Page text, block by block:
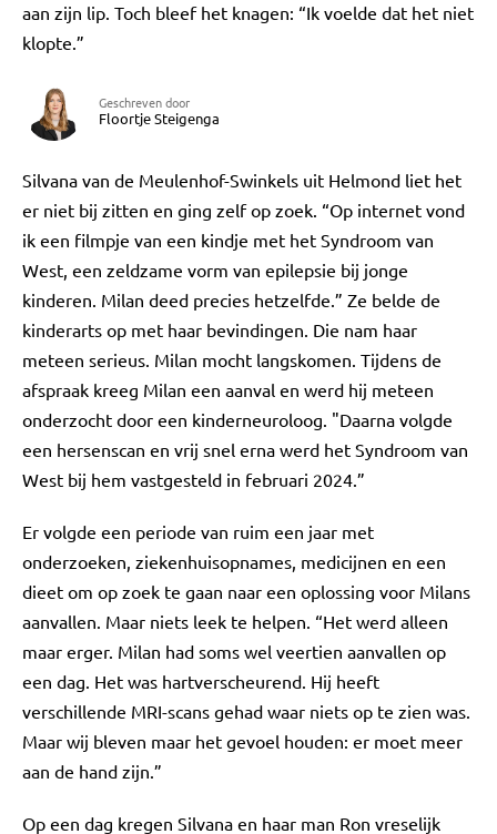
aan zijn lip. Toch bleef het knagen: “Ik voelde dat het niet
klopte.”
Geschreven door
Floortje Steigenga
Silvana van de Meulenhof-Swinkels uit Helmond liet het
er niet bij zitten en ging zelf op zoek. “Op internet vond
ik een filmpje van een kindje met het Syndroom van
West, een zeldzame vorm van epilepsie bij jonge
kinderen. Milan deed precies hetzelfde.” Ze belde de
kinderarts op met haar bevindingen. Die nam haar
meteen serieus. Milan mocht langskomen. Tijdens de
afspraak kreeg Milan een aanval en werd hij meteen
onderzocht door een kinderneuroloog. "Daarna volgde
een hersenscan en vrij snel erna werd het Syndroom van
West bij hem vastgesteld in februari 2024.”
Er volgde een periode van ruim een jaar met
onderzoeken, ziekenhuisopnames, medicijnen en een
dieet om op zoek te gaan naar een oplossing voor Milans
aanvallen. Maar niets leek te helpen. “Het werd alleen
maar erger. Milan had soms wel veertien aanvallen op
een dag. Het was hartverscheurend. Hij heeft
verschillende MRI-scans gehad waar niets op te zien was.
Maar wij bleven maar het gevoel houden: er moet meer
aan de hand zijn.”
Op een dag kregen Silvana en haar man Ron vreselijk